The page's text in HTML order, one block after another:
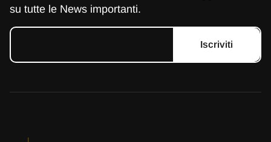
su tutte le News importanti.
Iscriviti